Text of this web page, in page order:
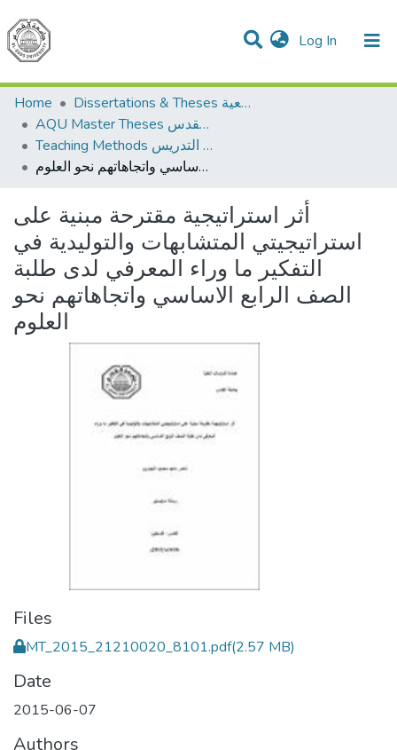
Log In (current)
Communities & Collections
All of DSpace
Home
Dissertations & Theses الرسائل الجامعية
AQU Master Theses الرسائل الجامعية الخاصة بجامعة القدس
Teaching Methods أساليب التدريس
أثر استراتيجية مقترحة مبنية على استراتيجيتي المتشابهات والتوليدية في التفكير ما وراء المعرفي لدى طلبة الصف الرابع الاساسي واتجاهاتهم نحو العلوم
أثر استراتيجية مقترحة مبنية على
استراتيجيتي المتشابهات والتوليدية في
التفكير ما وراء المعرفي لدى طلبة
الصف الرابع الاساسي واتجاهاتهم نحو
العلوم
Files
MT_2015_21210020_8101.pdf(2.57 MB)
Date
2015-06-07
Authors